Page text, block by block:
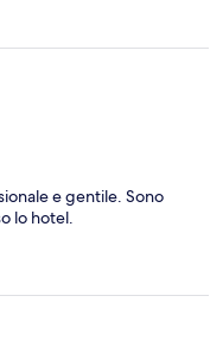
e gentile. Sono
lo hotel.